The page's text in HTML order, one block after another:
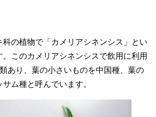
科の植物で「カメリアシネンシス」とい
。このカメリアシネンシスで飲用に利用
あり、葉の小さいものを中国種、葉の
ム種と呼んでいます。